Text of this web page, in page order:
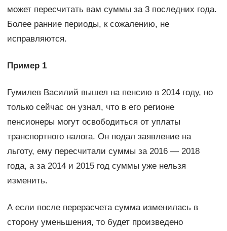
может пересчитать вам суммы за 3 последних года.
Более ранние периоды, к сожалению, не
исправляются.
Пример 1
Гумилев Василий вышел на пенсию в 2014 году, но
только сейчас он узнал, что в его регионе
пенсионеры могут освободиться от уплаты
транспортного налога. Он подал заявление на
льготу, ему пересчитали суммы за 2016 — 2018
года, а за 2014 и 2015 год суммы уже нельзя
изменить.
А если после перерасчета сумма изменилась в
сторону уменьшения, то будет произведено